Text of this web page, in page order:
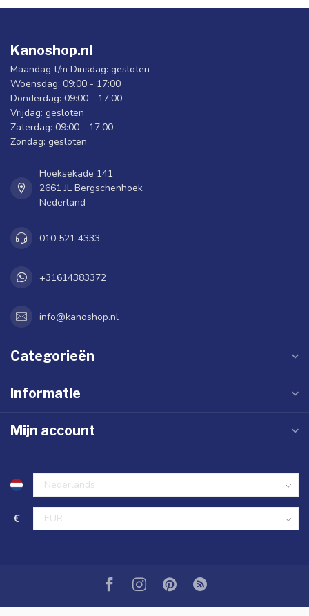
Kanoshop.nl
Maandag t/m Dinsdag: gesloten
Woensdag: 09:00 - 17:00
Donderdag: 09:00 - 17:00
Vrijdag: gesloten
Zaterdag: 09:00 - 17:00
Zondag: gesloten
Hoeksekade 141
2661 JL Bergschenhoek
Nederland
010 521 4333
+31614383372
info@kanoshop.nl
Categorieën
Informatie
Mijn account
€